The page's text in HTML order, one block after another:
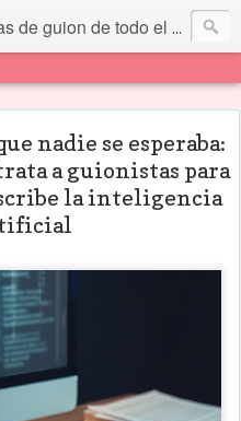
guion de todo el mundo... Y más.
nadie se esperaba:
a guionistas para
la inteligencia